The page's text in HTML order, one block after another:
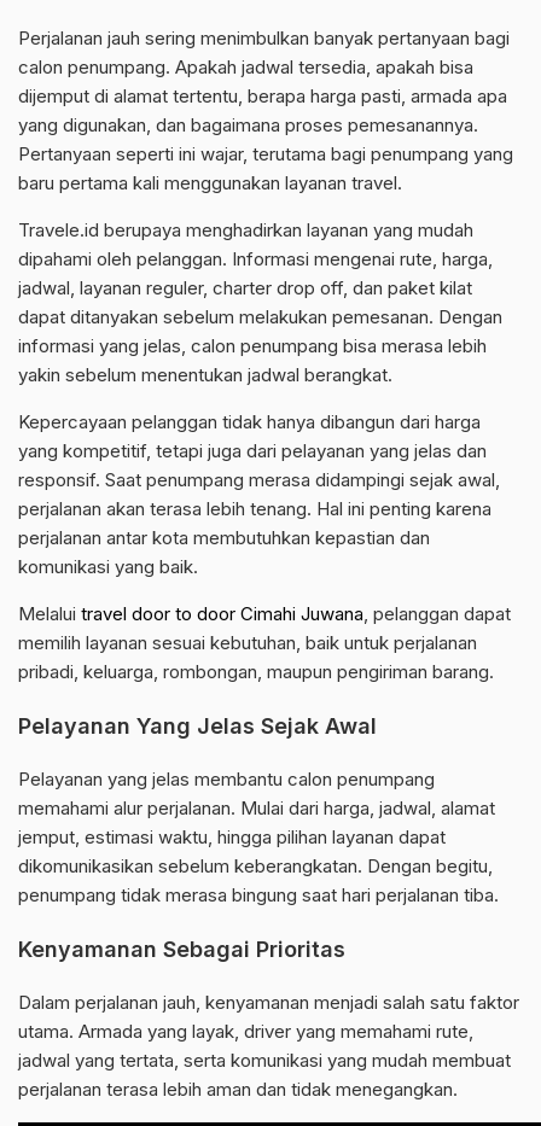
Perjalanan jauh sering menimbulkan banyak pertanyaan bagi
calon penumpang. Apakah jadwal tersedia, apakah bisa
dijemput di alamat tertentu, berapa harga pasti, armada apa
yang digunakan, dan bagaimana proses pemesanannya.
Pertanyaan seperti ini wajar, terutama bagi penumpang yang
baru pertama kali menggunakan layanan travel.
Travele.id berupaya menghadirkan layanan yang mudah
dipahami oleh pelanggan. Informasi mengenai rute, harga,
jadwal, layanan reguler, charter drop off, dan paket kilat
dapat ditanyakan sebelum melakukan pemesanan. Dengan
informasi yang jelas, calon penumpang bisa merasa lebih
yakin sebelum menentukan jadwal berangkat.
Kepercayaan pelanggan tidak hanya dibangun dari harga
yang kompetitif, tetapi juga dari pelayanan yang jelas dan
responsif. Saat penumpang merasa didampingi sejak awal,
perjalanan akan terasa lebih tenang. Hal ini penting karena
perjalanan antar kota membutuhkan kepastian dan
komunikasi yang baik.
Melalui travel door to door Cimahi Juwana, pelanggan dapat
memilih layanan sesuai kebutuhan, baik untuk perjalanan
pribadi, keluarga, rombongan, maupun pengiriman barang.
Pelayanan Yang Jelas Sejak Awal
Pelayanan yang jelas membantu calon penumpang
memahami alur perjalanan. Mulai dari harga, jadwal, alamat
jemput, estimasi waktu, hingga pilihan layanan dapat
dikomunikasikan sebelum keberangkatan. Dengan begitu,
penumpang tidak merasa bingung saat hari perjalanan tiba.
Kenyamanan Sebagai Prioritas
Dalam perjalanan jauh, kenyamanan menjadi salah satu faktor
utama. Armada yang layak, driver yang memahami rute,
jadwal yang tertata, serta komunikasi yang mudah membuat
perjalanan terasa lebih aman dan tidak menegangkan.